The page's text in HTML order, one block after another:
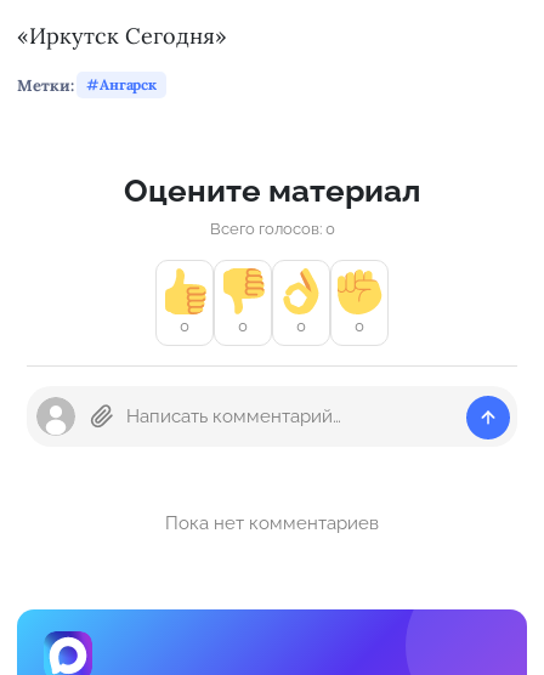
«Иркутск Сегодня»
Метки: Ангарск
Оцените материал
Всего голосов: 0
0 0 0 0
Пока нет комментариев